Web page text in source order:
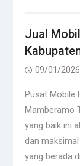
Jual
09/01/2026
Pusat Mobile
Mamberamo
yang baik ini
dan
yang berada